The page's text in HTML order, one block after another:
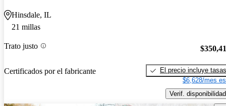
Hinsdale, IL
21 millas
Trato justo
Certificados por el fabricante
El precio incluye tasas
$6,628/mes
Verif. disponibilidad